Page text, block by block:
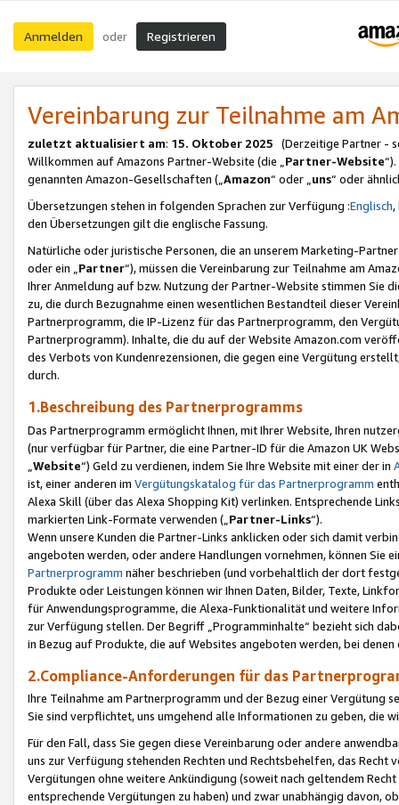
Anmelden oder Registrieren
Vereinbarung zur Teilnahme am
zuletzt aktualisiert am: 15. Oktober 2025 (Derzeitige Partner -
Willkommen auf Amazons Partner-Website (die „Partner-Website
genannten Amazon-Gesellschaften („Amazon“ oder „uns“ oder
Übersetzungen stehen in folgenden Sprachen zur Verfügung :Englisch,
den Übersetzungen gilt die englische Fassung.
Natürliche oder juristische Personen, die an unserem Marketing-
oder ein „Partner“), müssen die Vereinbarung zur Teilnahme am
Ihrer Anmeldung auf bzw. Nutzung der Partner-Website stimmen Sie
zu, die durch Bezugnahme einen wesentlichen Bestandteil dieser
Partnerprogramm, die IP-Lizenz für das Partnerprogramm, den
Partnerprogramm). Inhalte, die du auf der Website Amazon.com
des Verbots von Kundenrezensionen, die gegen eine Vergütung
durch.
1.Beschreibung des Partnerprogramms
Das Partnerprogramm ermöglicht Ihnen, mit Ihrer Website, Ihren
(nur verfügbar für Partner, die eine Partner-ID für die Amazon UK
Website“) Geld zu verdienen, indem Sie Ihre Website mit einer der in
ist, einer anderen im Vergütungskatalog für das Partnerprogramm
Alexa Skill (über das Alexa Shopping Kit) verlinken. Entsprechende
markierten Link-Formate verwenden („ Partner-Links“).
Wenn unsere Kunden die Partner-Links anklicken oder sich damit
angeboten werden, oder andere Handlungen vornehmen, können Sie
Partnerprogramm näher beschrieben (und vorbehaltlich der dort
Produkte oder Leistungen können wir Ihnen Daten, Bilder, Texte,
für Anwendungsprogramme, die Alexa-Funktionalität und weitere
zur Verfügung stellen. Der Begriff „Programminhalte“ bezieht sich
in Bezug auf Produkte, die auf Websites angeboten werden, bei
2.Compliance-Anforderungen für das
Ihre Teilnahme am Partnerprogramm und der Bezug einer Vergütung
Sie sind verpflichtet, uns umgehend alle Informationen zu geben, die
Für den Fall, dass Sie gegen diese Vereinbarung oder andere
uns zur Verfügung stehenden Rechten und Rechtsbehelfen, das
Vergütungen ohne weitere Ankündigung (soweit nach geltendem
entsprechende Vergütungen zu haben) und zwar unabhängig davon,